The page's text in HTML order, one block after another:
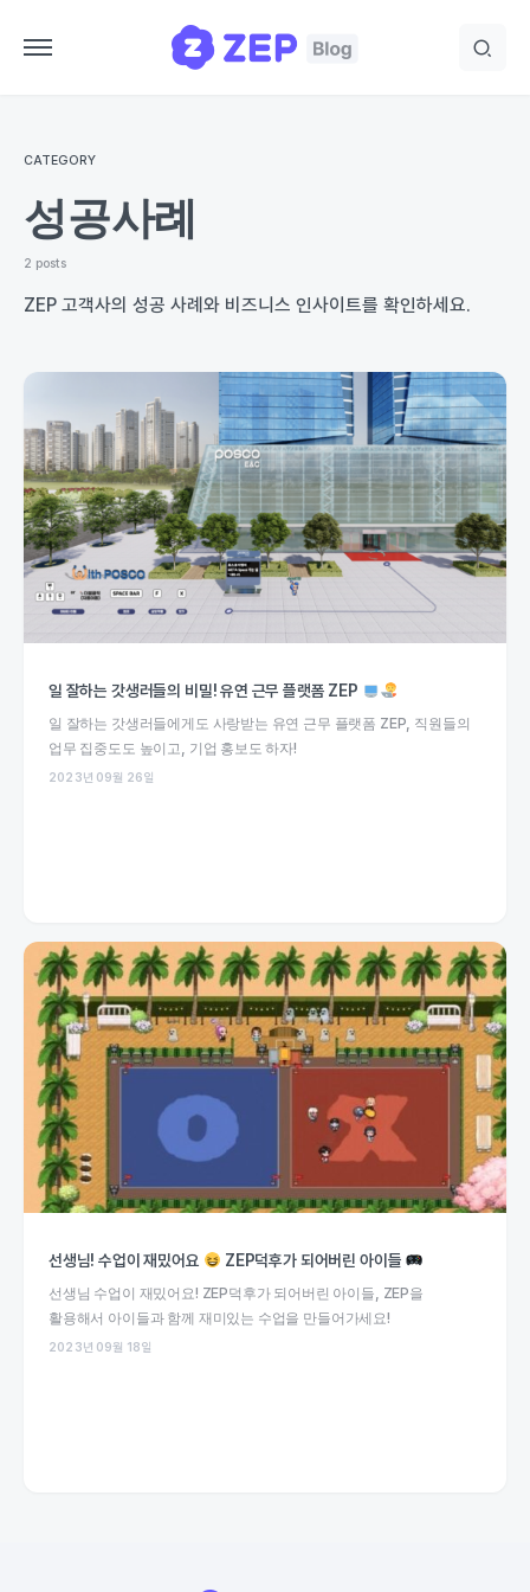
CATEGORY
성공사례
2 posts
ZEP 고객사의 성공 사례와 비즈니스 인사이트를 확인하세요.
일 잘하는 갓생러들의 비밀! 유연 근무 플랫폼 ZEP
일 잘하는 갓생러들에게도 사랑받는 유연 근무 플랫폼 ZEP, 직원들의
업무 집중도도 높이고, 기업 홍보도 하자!
2023년 09월 26일
선생님! 수업이 재밌어요 ZEP덕후가 되어버린 아이들
선생님 수업이 재밌어요! ZEP덕후가 되어버린 아이들, ZEP을
활용해서 아이들과 함께 재미있는 수업을 만들어가세요!
2023년 09월 18일